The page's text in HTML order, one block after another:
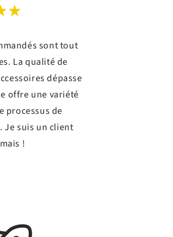
sont tout
La qualité de
dépasse
offre une variété
processus de
Je suis un client
!